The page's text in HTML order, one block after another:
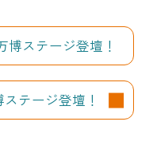
博ステージ登壇！
テージ登壇！